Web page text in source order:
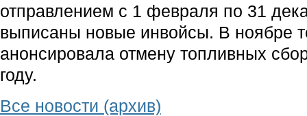
отправлением с 1 февраля по 31
выписаны новые инвойсы. В ноябре
анонсировала отмену топливных
году.
Все новости (архив)